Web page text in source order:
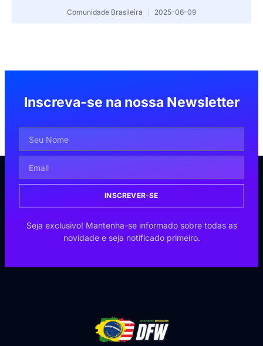
Comunidade Brasileira 2025-06-09
Inscreva-se na nossa Newsletter
INSCREVER-SE
Seja exclusivo! Mantenha-se informado sobre todas as
novidade e seja notificado primeiro.